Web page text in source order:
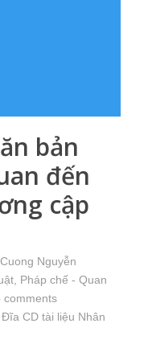
bản
đến
cập
Nguyễn
Pháp chế - Quan
comments
Đĩa CD tài liệu Nhân